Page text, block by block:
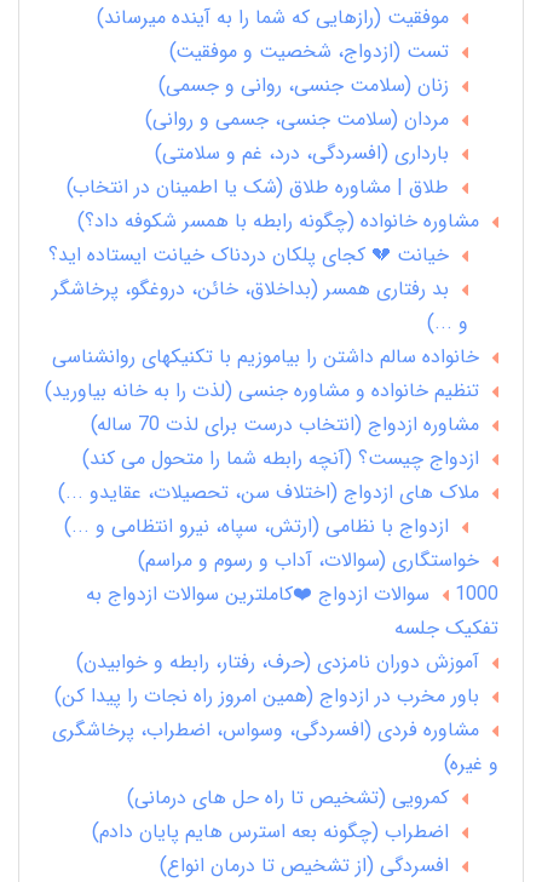
موفقیت (رازهایی که شما را به آینده میرساند)
تست (ازدواج، شخصیت و موفقیت)
زنان (سلامت جنسی، روانی و جسمی)
مردان (سلامت جنسی، جسمی و روانی)
بارداری (افسردگی، درد، غم و سلامتی)
طلاق | مشاوره طلاق (شک یا اطمینان در انتخاب)
مشاوره خانواده (چگونه رابطه با همسر شکوفه داد؟)
خیانت 💔 کجای پلکان دردناک خیانت ایستاده اید؟
بد رفتاری همسر (بداخلاق، خائن، دروغگو، پرخاشگر
و ...)
خانواده سالم داشتن را بیاموزیم با تکنیکهای روانشناسی
تنظیم خانواده و مشاوره جنسی (لذت را به خانه بیاورید)
مشاوره ازدواج (انتخاب درست برای لذت 70 ساله)
ازدواج چیست؟ (آنچه رابطه شما را متحول می کند)
ملاک های ازدواج (اختلاف سن، تحصیلات، عقایدو ...)
ازدواج با نظامی (ارتش، سپاه، نیرو انتظامی و ...)
خواستگاری (سوالات، آداب و رسوم و مراسم)
1000 سوالات ازدواج ❤️کاملترین سوالات ازدواج به
تفکیک جلسه
آموزش دوران نامزدی (حرف، رفتار، رابطه و خوابیدن)
باور مخرب در ازدواج (همین امروز راه نجات را پیدا کن)
مشاوره فردی (افسردگی، وسواس، اضطراب، پرخاشگری
و غیره)
کمرویی (تشخیص تا راه حل های درمانی)
اضطراب (چگونه بعه استرس هایم پایان دادم)
افسردگی (از تشخیص تا درمان انواع)